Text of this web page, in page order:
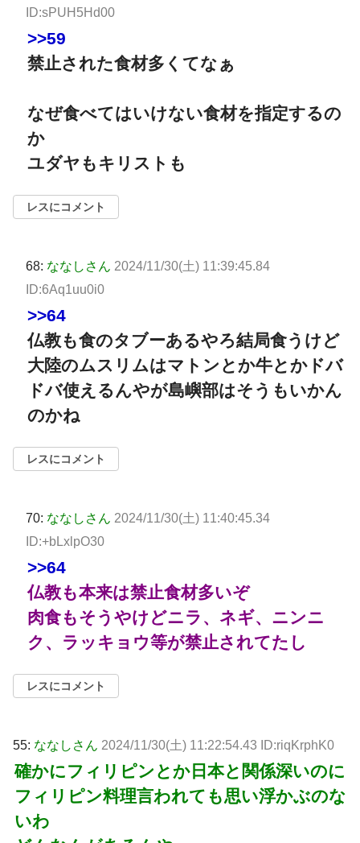
ID:sPUH5Hd00
>>59
禁止された食材多くてなぁ
なぜ食べてはいけない食材を指定するの
か
ユダヤもキリストも
レスにコメント
68: ななしさん 2024/11/30(土) 11:39:45.84
ID:6Aq1uu0i0
>>64
仏教も食のタブーあるやろ結局食うけど
大陸のムスリムはマトンとか牛とかドバ
ドバ使えるんやが島嶼部はそうもいかん
のかね
レスにコメント
70: ななしさん 2024/11/30(土) 11:40:45.34
ID:+bLxlpO30
>>64
仏教も本来は禁止食材多いぞ
肉食もそうやけどニラ、ネギ、ニンニ
ク、ラッキョウ等が禁止されてたし
レスにコメント
55: ななしさん 2024/11/30(土) 11:22:54.43 ID:riqKrphK0
確かにフィリピンとか日本と関係深いのに
フィリピン料理言われても思い浮かぶのな
いわ